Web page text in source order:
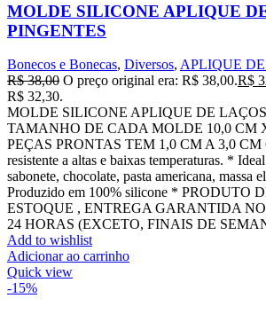
MOLDE SILICONE APLIQUE
PINGENTES
Bonecos e Bonecas, Diversos, APLIQUE
R$38,00 O preço original era: R$ 38,00.R$
R$ 32,30.
MOLDE SILICONE APLIQUE DE
TAMANHO DE CADA MOLDE 10,0 CM
PEÇAS PRONTAS TEM 1,0 CM A 3,0
resistente a altas e baixas temperaturas. *
sabonete, chocolate, pasta americana, massa
Produzido em 100% silicone * PRODUTO
ESTOQUE , ENTREGA GARANTIDA
24 HORAS (EXCETO, FINAIS DE
Add to wishlist
Adicionar ao carrinho
Quick view
-15%